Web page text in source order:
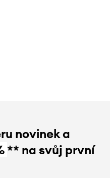
novinek a
** na svůj první